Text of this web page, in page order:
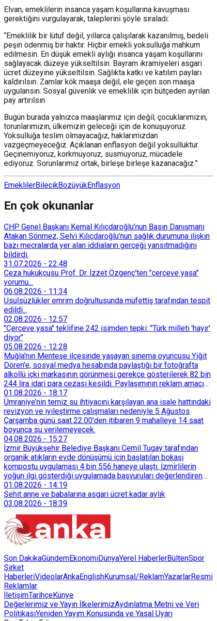
Elvan, emeklilerin insanca yaşam koşullarına kavuşması
gerektiğini vurgulayarak, taleplerini şöyle sıraladı:
“Emeklilik bir lütuf değil, yıllarca çalışılarak kazanılmış, bedeli
peşin ödenmiş bir haktır. Hiçbir emekli yoksulluğa mahkum
edilmesin. En düşük emekli aylığı insanca yaşam koşullarını
sağlayacak düzeye yükseltilsin. Bayram ikramiyeleri asgari
ücret düzeyine yükseltilsin. Sağlıkta katkı ve katılım payları
kaldırılsın. Zamlar kök maaşa değil, ele geçen son maaşa
uygulansın. Sosyal güvenlik ve emeklilik için bütçeden ayrılan
pay artırılsın.
Bugün burada yalnızca maaşlarımız için değil; çocuklarımızın,
torunlarımızın, ülkemizin geleceği için de konuşuyoruz.
Yoksulluğa teslim olmayacağız, haklarımızdan
vazgeçmeyeceğiz. Açıklanan enflasyon değil yoksulluktur.
Geçinemiyoruz, korkmuyoruz, susmuyoruz, mücadele
ediyoruz. Sorunlarımız ortak, birleşe birleşe kazanacağız.”
EmeklilerBilecikBozüyükEnflasyon
En çok okunanlar
CHP Genel Başkanı Kemal Kılıçdaroğlu’nun Basın Danışmanı
Atakan Sönmez, Selvi Kılıçdaroğlu’nun sağlık durumuna ilişkin
bazı mecralarda yer alan iddiaların gerçeği yansıtmadığını
bildirdi.
31.07.2026 - 22:48
Ceza hukukçusu Prof. Dr. İzzet Özgenç'ten "çerçeve yasa"
yorumu...
06.08.2026 - 11:34
Usulsüzlükler emrim doğrultusunda müfettiş tarafından tespit
edildi...
02.08.2026 - 12:57
"Çerçeve yasa" teklifine 242 isimden tepki: "Türk milleti 'hayır'
diyor"
05.08.2026 - 12:28
Muğla'nın Menteşe ilçesinde yaşayan sinema oyuncusu Yiğit
Dören'e, sosyal medya hesabında paylaştığı bir fotoğrafta
alkollü içki markasının görünmesi gerekçe gösterilerek 82 bin
244 lira idari para cezası kesildi. Paylaşımının reklam amacı
taşımadığını savunan Dören, cezanın iptali için yargıya
başvurdu.
01.08.2026 - 18:17
Ümraniye’nin temiz su ihtiyacını karşılayan ana isale hattındaki
revizyon ve iyileştirme çalışmaları nedeniyle 5 Ağustos
Çarşamba günü saat 22.00’den itibaren 9 mahalleye 14 saat
boyunca su verilemeyecek.
04.08.2026 - 15:27
İzmir Büyükşehir Belediye Başkanı Cemil Tugay tarafından
organik atıkların evde dönüşümü için başlatılan bokaşi
kompostu uygulaması 4 bin 556 haneye ulaştı. İzmirlilerin
yoğun ilgi gösterdiği uygulamada başvuruları değerlendiren
Tarımsal Hizmetler Dairesi Başkanlığı, farklı ilçelerde toplam
128 bokaşi kompost eğitimi düzenleyerek İzmirlileri
sürdürülebilir atık yönetimi sistemine dahil etti.
01.08.2026 - 14:19
Şehit anne ve babalarına asgari ücret kadar aylık
03.08.2026 - 18:39
Son DakikaGündemEkonomiDünyaYerel HaberlerBültenSpor
Şirket
HaberleriVideolarAnkaEnglishKurumsal/ReklamYazarlarResmi
Reklamlar
İletişimTarihçeKünye
Değerlerimiz ve Yayın İlkelerimizAydınlatma Metni ve Veri
PolitikasıYeniden Yayım Konusunda ve Yasal Uyarı